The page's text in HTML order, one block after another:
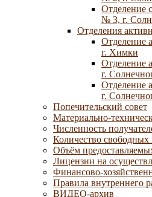
Отделение
№ 3, г.
Отделения
Отделение
г. Химки
Отделение
г.
Отделение
г.
Попечительский совет
Материально-
Численность
Количество свободных
Объём
Лицензии на
Финансово-
Правила внутреннего
ВИДЕО-архив